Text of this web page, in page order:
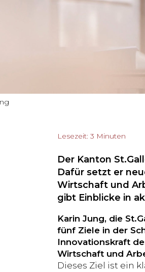
Lesezeit: 3 Minuten
Der Kanton
Dafür setzt er
Wirtschaft und
gibt Einblicke in
Karin Jung, die
fünf Ziele in der
Innovationskraft
Wirtschaft und
Dieses Ziel ist ein